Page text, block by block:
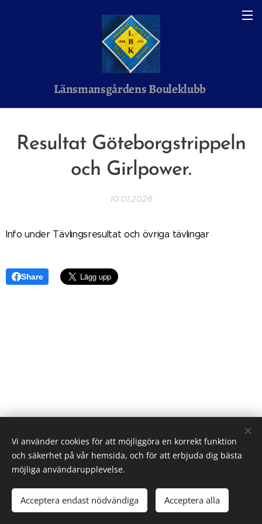
Länsmansgårdens Bouleklubb
Resultat Göteborgstrippeln
och Girlpower.
10.01.2026
Info under Tävlingsresultat och övriga tävlingar
Share
2023 Alla rättigheter reserverade
Skapad medWebnode Cookies
Vi använder cookies för att möjliggöra en korrekt funktion
och säkerhet på vår hemsida, och för att erbjuda dig bästa
möjliga användarupplevelse.
Acceptera endast nödvändiga Acceptera alla